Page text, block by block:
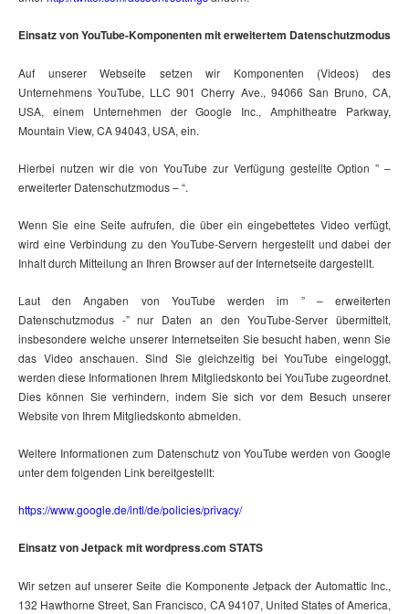
Einsatz von YouTube-Komponenten mit erweitertem Datenschutzmodus
Auf unserer Webseite setzen wir Komponenten (Videos) des
Unternehmens YouTube, LLC 901 Cherry Ave., 94066 San Bruno, CA,
USA, einem Unternehmen der Google Inc., Amphitheatre Parkway,
Mountain View, CA 94043, USA, ein.
Hierbei nutzen wir die von YouTube zur Verfügung gestellte Option ” –
erweiterter Datenschutzmodus – “.
Wenn Sie eine Seite aufrufen, die über ein eingebettetes Video verfügt,
wird eine Verbindung zu den YouTube-Servern hergestellt und dabei der
Inhalt durch Mitteilung an Ihren Browser auf der Internetseite dargestellt.
Laut den Angaben von YouTube werden im ” – erweiterten
Datenschutzmodus -” nur Daten an den YouTube-Server übermittelt,
insbesondere welche unserer Internetseiten Sie besucht haben, wenn Sie
das Video anschauen. Sind Sie gleichzeitig bei YouTube eingeloggt,
werden diese Informationen Ihrem Mitgliedskonto bei YouTube zugeordnet.
Dies können Sie verhindern, indem Sie sich vor dem Besuch unserer
Website von Ihrem Mitgliedskonto abmelden.
Weitere Informationen zum Datenschutz von YouTube werden von Google
unter dem folgenden Link bereitgestellt:
https://www.google.de/intl/de/policies/privacy/
Einsatz von Jetpack mit wordpress.com STATS
Wir setzen auf unserer Seite die Komponente Jetpack der Automattic Inc.,
132 Hawthorne Street, San Francisco, CA 94107, United States of America,